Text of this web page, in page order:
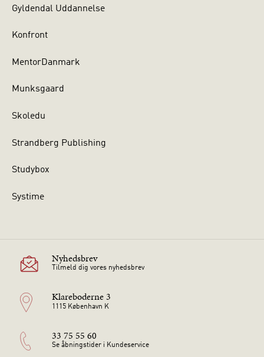
Gyldendal Uddannelse
Konfront
MentorDanmark
Munksgaard
Skoledu
Strandberg Publishing
Studybox
Systime
Nyhedsbrev
Tilmeld dig vores nyhedsbrev
Klareboderne 3
1115 København K
33 75 55 60
Se åbningstider i Kundeservice